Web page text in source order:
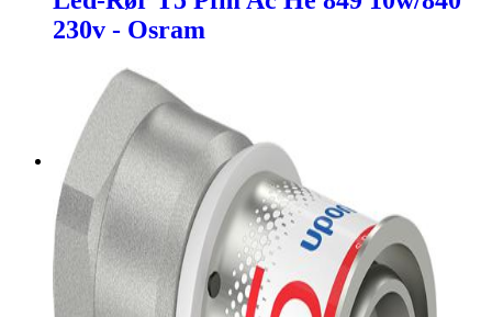
230v - Osram